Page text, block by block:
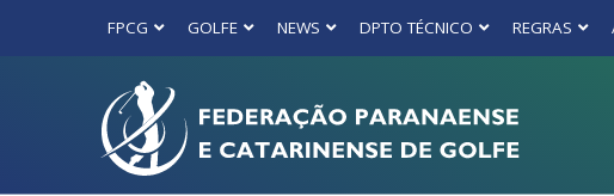
FPCG GOLFE NEWS DPTO TÉCNICO REGRAS